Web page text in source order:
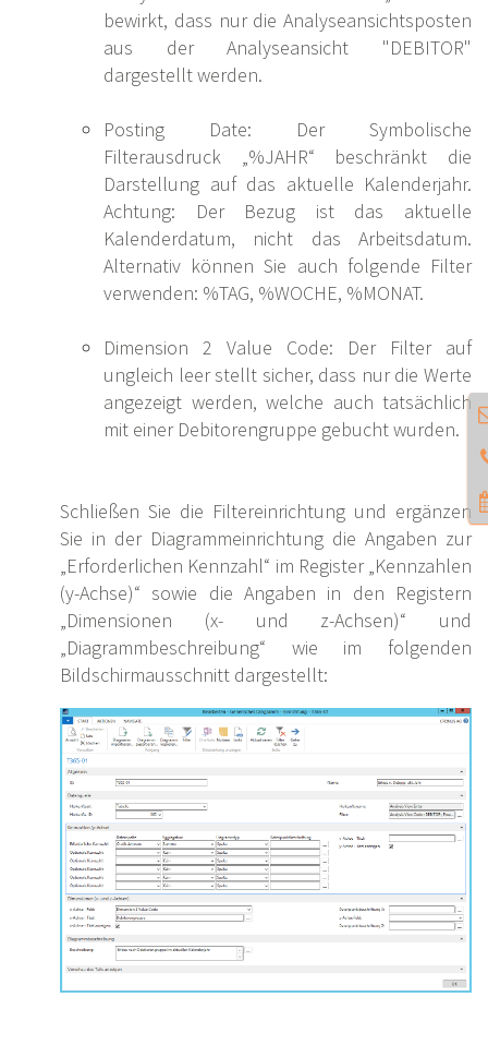
bewirkt, dass nur die Analyseansichtsposten
aus der Analyseansicht "DEBITOR"
dargestellt werden.
Posting Date: Der Symbolische
Filterausdruck „%JAHR“ beschränkt die
Darstellung auf das aktuelle Kalenderjahr.
Achtung: Der Bezug ist das aktuelle
Kalenderdatum, nicht das Arbeitsdatum.
Alternativ können Sie auch folgende Filter
verwenden: %TAG, %WOCHE, %MONAT.
Dimension 2 Value Code: Der Filter auf
ungleich leer stellt sicher, dass nur die Werte
angezeigt werden, welche auch tatsächlich
mit einer Debitorengruppe gebucht wurden.
Schließen Sie die Filtereinrichtung und ergänzen
Sie in der Diagrammeinrichtung die Angaben zur
„Erforderlichen Kennzahl“ im Register „Kennzahlen
(y-Achse)“ sowie die Angaben in den Registern
„Dimensionen (x- und z-Achsen)“ und
„Diagrammbeschreibung“ wie im folgenden
Bildschirmausschnitt dargestellt: